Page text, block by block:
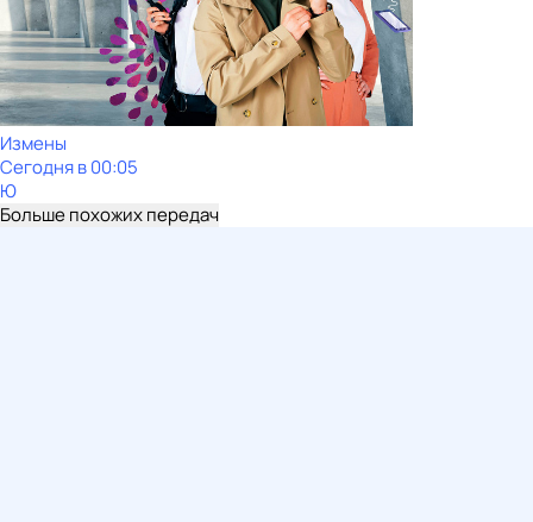
Измены
Сегодня в 00:05
Ю
Больше похожих передач